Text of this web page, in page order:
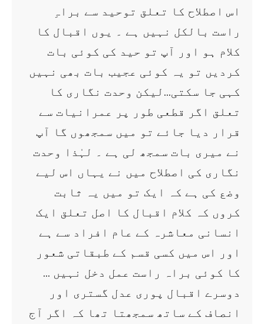
اس اصطلاح کا تعلق توحید سے براہِ
راست بالکل نہیں ہے ۔ یوں اقبال کا
کلام ہو اور آپ تو حید کی کوئی بات
کردیں تو یہ کوئی عجیب بات بھی نہیں
کہی جا سکتی…لیکن وحدت نگاری کا
تعلق اگر قطعی طور پر عمرانیات سے
قرار دیا جائے تو میں سمجھوں گا آپ
نے میری بات سمجھ لی ہے ۔ لہٰذا وحدت
نگاری کی اصطلاح میں نے یہاں اس لیے
وضع کی ہے کہ ایک تو میں یہ ثابت
کروں کہ کلام اقبال کا اصل تعلق ایک
انسانی معاشرہ کے عام افراد سے ہے
اور اس میں کسی قسم کے طبقاتی شعور
کا کوئی براہ راست عمل دخل نہیں …
دوسرے اقبال پوری عدل گستری اور
انصاف کے ساتھ سمجھتا تھا کہ اگر آج